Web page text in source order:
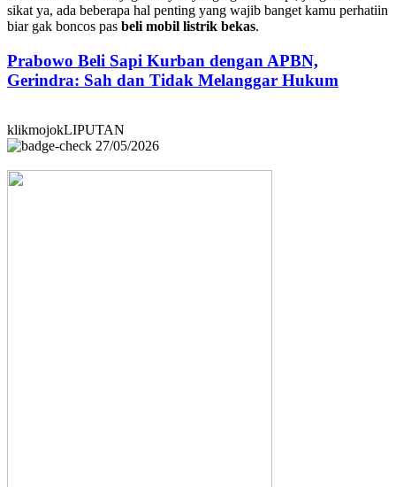
sikat ya, ada beberapa hal penting yang wajib banget kamu perhatiin
biar gak boncos pas beli mobil listrik bekas.
Prabowo Beli Sapi Kurban dengan APBN,
Gerindra: Sah dan Tidak Melanggar Hukum
klikmojokLIPUTAN
27/05/2026